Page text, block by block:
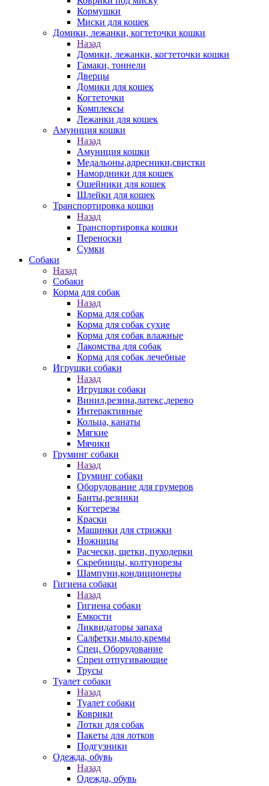
Кормушки
Миски для кошек
Домики, лежанки, когтеточки кошки
Назад
Домики, лежанки, когтеточки кошки
Гамаки, тоннели
Дверцы
Домики для кошек
Когтеточки
Комплексы
Лежанки для кошек
Амуниция кошки
Назад
Амуниция кошки
Медальоны,адресники,свистки
Намордники для кошек
Ошейники для кошек
Шлейки для кошек
Транспортировка кошки
Назад
Транспортировка кошки
Переноски
Сумки
Собаки
Назад
Собаки
Корма для собак
Назад
Корма для собак
Корма для собак сухие
Корма для собак влажные
Лакомства для собак
Корма для собак лечебные
Игрушки собаки
Назад
Игрушки собаки
Винил,резина,латекс,дерево
Интерактивные
Кольца, канаты
Мягкие
Мячики
Груминг собаки
Назад
Груминг собаки
Оборудование для грумеров
Банты,резинки
Когтерезы
Краски
Машинки для стрижки
Ножницы
Расчески, щетки, пуходерки
Скребницы, колтунорезы
Шампуни,кондиционеры
Гигиена собаки
Назад
Гигиена собаки
Емкости
Ликвидаторы запаха
Салфетки,мыло,кремы
Спец. Оборудование
Спреи отпугивающие
Трусы
Туалет собаки
Назад
Туалет собаки
Коврики
Лотки для собак
Пакеты для лотков
Подгузники
Одежда, обувь
Назад
Одежда, обувь